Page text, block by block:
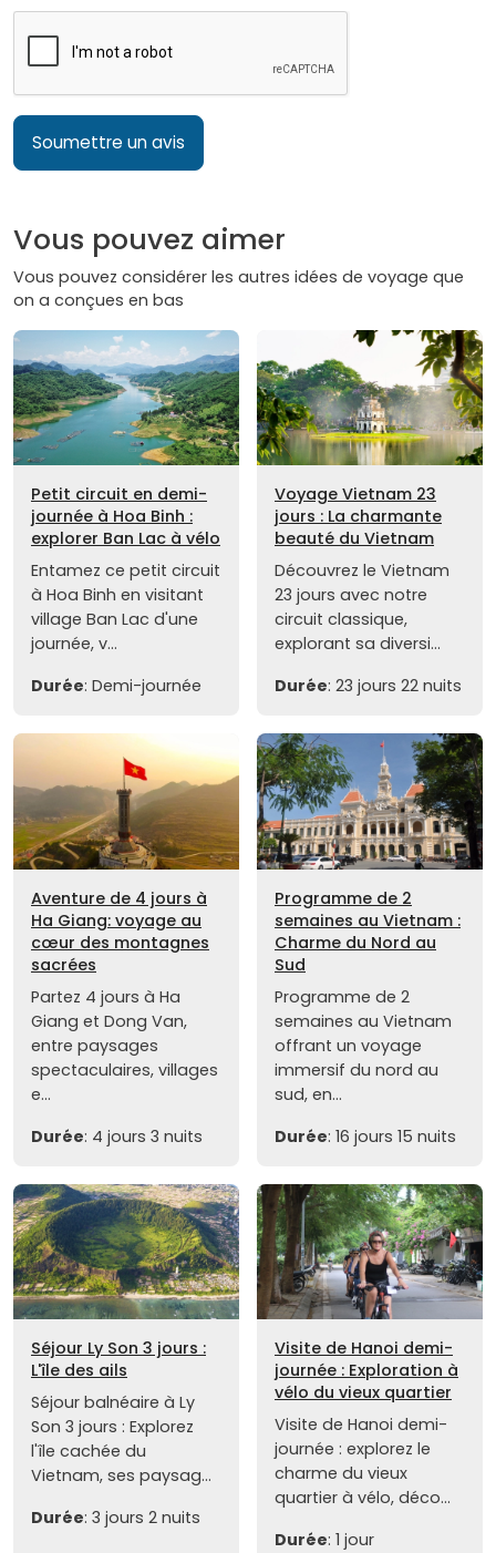
Soumettre un avis
Vous pouvez aimer
Vous pouvez considérer les autres idées de voyage que
on a conçues en bas
Petit circuit en demi-
journée à Hoa Binh :
explorer Ban Lac à vélo
Entamez ce petit circuit
à Hoa Binh en visitant
village Ban Lac d'une
journée, v...
Durée: Demi-journée
Voyage Vietnam 23
jours : La charmante
beauté du Vietnam
Découvrez le Vietnam
23 jours avec notre
circuit classique,
explorant sa diversi...
Durée: 23 jours 22 nuits
Aventure de 4 jours à
Ha Giang: voyage au
cœur des montagnes
sacrées
Partez 4 jours à Ha
Giang et Dong Van,
entre paysages
spectaculaires, villages
e...
Durée: 4 jours 3 nuits
Programme de 2
semaines au Vietnam :
Charme du Nord au
Sud
Programme de 2
semaines au Vietnam
offrant un voyage
immersif du nord au
sud, en...
Durée: 16 jours 15 nuits
Séjour Ly Son 3 jours :
L'île des ails
Séjour balnéaire à Ly
Son 3 jours : Explorez
l'île cachée du
Vietnam, ses paysag...
Durée: 3 jours 2 nuits
Visite de Hanoi demi-
journée : Exploration à
vélo du vieux quartier
Visite de Hanoi demi-
journée : explorez le
charme du vieux
quartier à vélo, déco...
Durée: 1 jour